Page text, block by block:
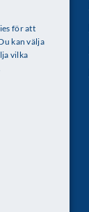
4A
för att
kan välja
vilka